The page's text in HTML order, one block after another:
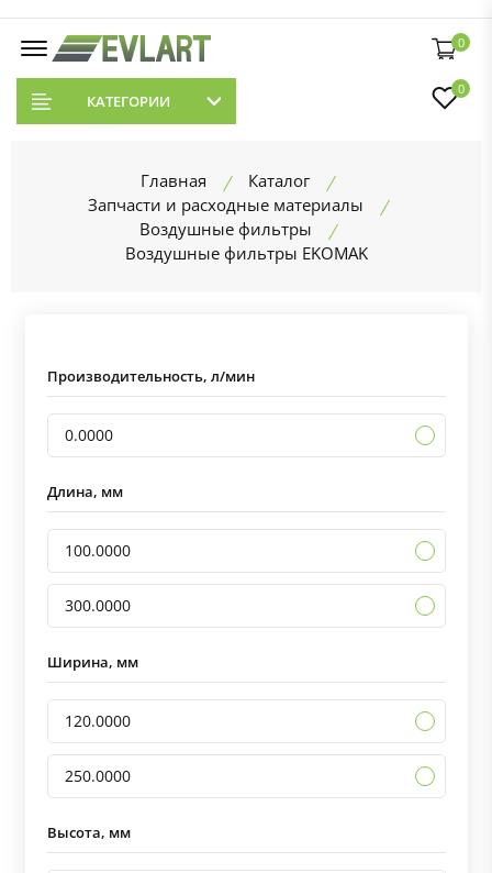
0
КАТЕГОРИИ
0
Главная
Каталог
Запчасти и расходные материалы
Воздушные фильтры
Воздушные фильтры EKOMAK
Производительность, л/мин
0.0000
Длина, мм
100.0000
300.0000
Ширина, мм
120.0000
250.0000
Высота, мм